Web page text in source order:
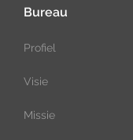
Bureau
Profiel
Visie
Missie